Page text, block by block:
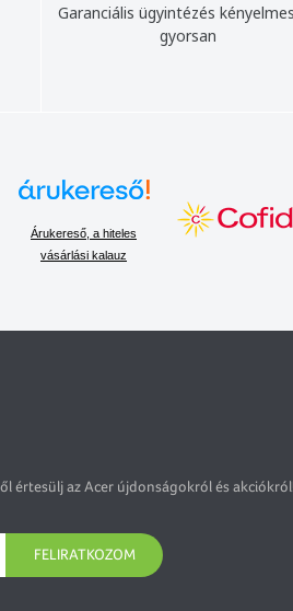
Garanciális ügyintézés
gyorsan
Árukereső, a hiteles
vásárlási kalauz
értesülj az Acer újdonságokról és akciókról!
FELIRATKOZOM